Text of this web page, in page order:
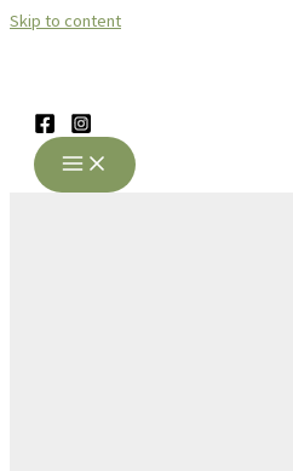
Skip to content